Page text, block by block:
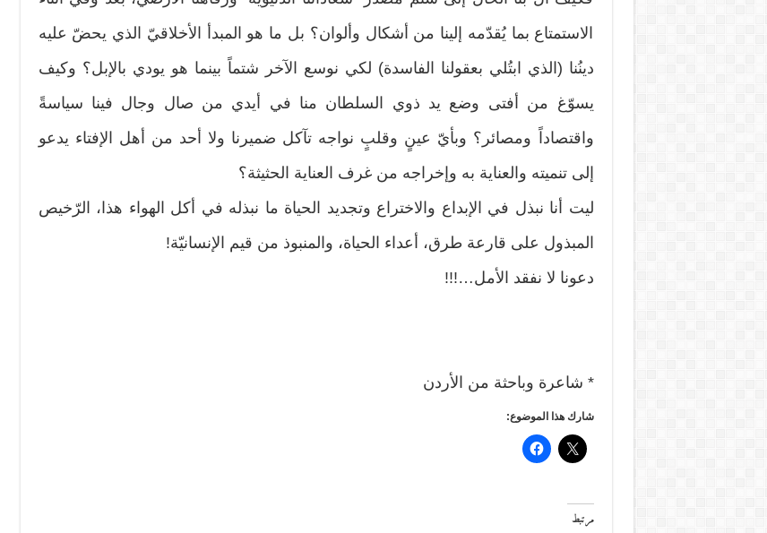
الاستمتاع بما يُقدّمه إلينا من أشكال وألوان؟ بل ما هو المبدأ الأخلاقيّ الذي يحضّ عليه
دينُنا (الذي ابتُلي بعقولنا الفاسدة) لكي نوسع الآخر شتماً بينما هو يودي بالإبل؟ وكيف
يسوّغ من أفتى وضع يد ذوي السلطان منا في أيدي من صال وجال فينا سياسةً
واقتصاداً ومصائر؟ وبأيّ عينٍ وقلبٍ نواجه تآكل ضميرنا ولا أحد من أهل الإفتاء يدعو
إلى تنميته والعناية به وإخراجه من غرف العناية الحثيثة؟
ليت أنا نبذل في الإبداع والاختراع وتجديد الحياة ما نبذله في أكل الهواء هذا، الرّخيص
المبذول على قارعة طرق، أعداء الحياة، والمنبوذ من قيم الإنسانيّة!
دعونا لا نفقد الأمل…!!!
* شاعرة وباحثة من الأردن
شارك هذا الموضوع:
مرتبط